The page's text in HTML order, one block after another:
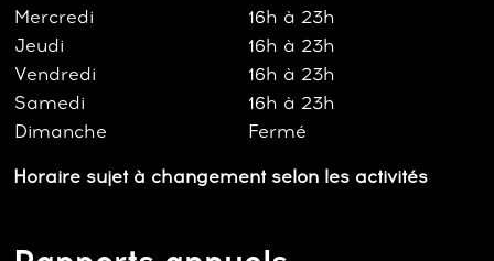
Mercredi
16h à 23h
Jeudi
16h à 23h
Vendredi
16h à 23h
Samedi
16h à 23h
Dimanche
Fermé
Horaire sujet à changement selon les activités